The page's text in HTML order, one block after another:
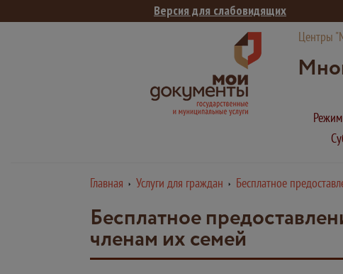
Версия для слабовидящих
Центры
Главная Услуги для граждан Бесплатное
Бесплатное
членам их семей